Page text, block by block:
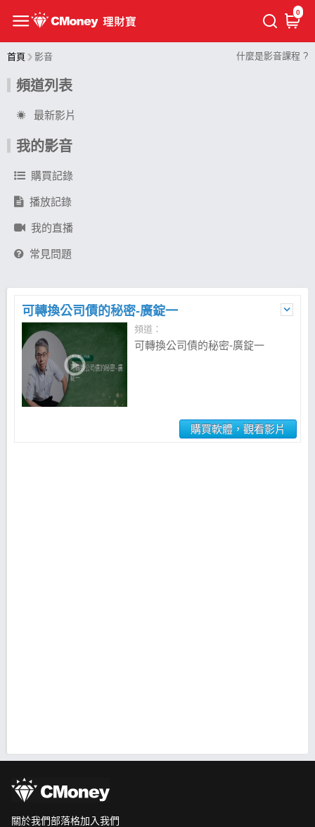
0
首頁 影音 什麼是影音課程 ?
頻道列表
最新影片
我的影音
購買記錄
播放記錄
我的直播
常見問題
可轉換公司債的秘密-廣錠一
頻道：
可轉換公司債的秘密-廣錠一
購買軟體，觀看影片
關於我們部落格加入我們